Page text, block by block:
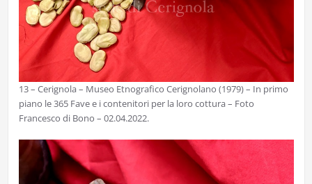
13 – Cerignola – Museo Etnografico Cerignolano (1979) – In primo
piano le 365 Fave e i contenitori per la loro cottura – Foto
Francesco di Bono – 02.04.2022.